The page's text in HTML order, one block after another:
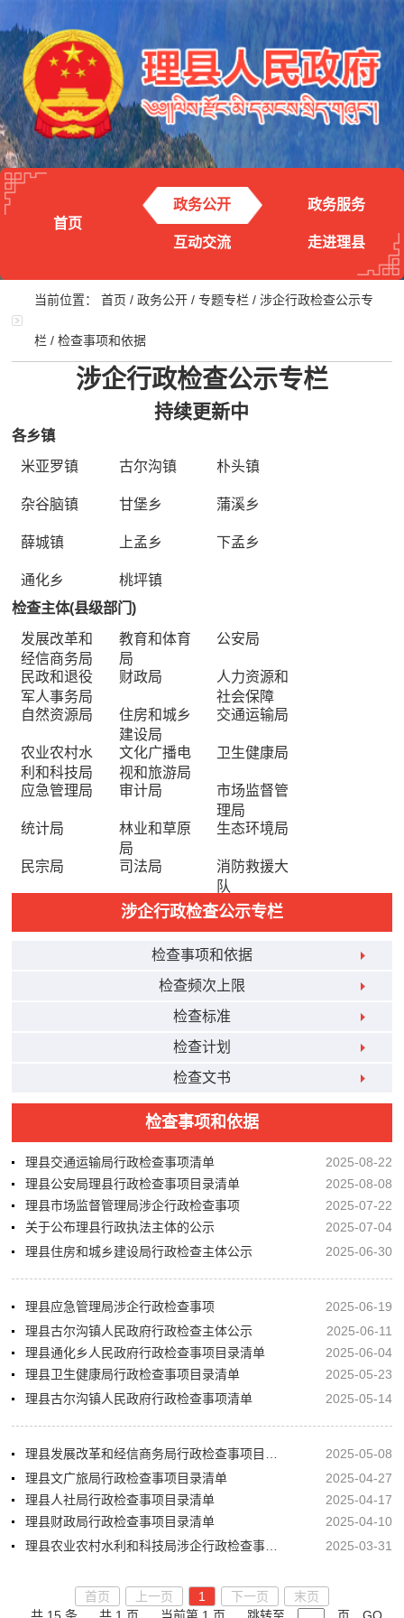
首页
政务公开 政务服务
互动交流 走进理县
当前位置：首页 /政务公开 /专题专栏 /涉企行政检查公示专
栏 /检查事项和依据
涉企行政检查公示专栏
持续更新中
各乡镇
米亚罗镇 古尔沟镇 朴头镇
杂谷脑镇 甘堡乡 蒲溪乡
薛城镇 上孟乡 下孟乡
通化乡 桃坪镇
检查主体(县级部门)
发展改革和
经信商务局
教育和体育
局
公安局
民政和退役
军人事务局
财政局
人力资源和
社会保障
自然资源局
住房和城乡
建设局
交通运输局
农业农村水
利和科技局
文化广播电
视和旅游局
卫生健康局
应急管理局 审计局
市场监督管
理局
统计局
林业和草原
局
生态环境局
民宗局 司法局
消防救援大
队
涉企行政检查公示专栏
检查事项和依据
检查频次上限
检查标准
检查计划
检查文书
检查事项和依据
理县交通运输局行政检查事项清单
2025-08-22
理县公安局理县行政检查事项目录清单
2025-08-08
理县市场监督管理局涉企行政检查事项
2025-07-22
关于公布理县行政执法主体的公示
2025-07-04
理县住房和城乡建设局行政检查主体公示
2025-06-30
理县应急管理局涉企行政检查事项
2025-06-19
理县古尔沟镇人民政府行政检查主体公示
2025-06-11
理县通化乡人民政府行政检查事项目录清单
2025-06-04
理县卫生健康局行政检查事项目录清单
2025-05-23
理县古尔沟镇人民政府行政检查事项清单
2025-05-14
2025-05-08
理县文广旅局行政检查事项目录清单
2025-04-27
理县人社局行政检查事项目录清单
2025-04-17
理县财政局行政检查事项目录清单
2025-04-10
2025-03-31
首页 上一页 1 下一页
末页